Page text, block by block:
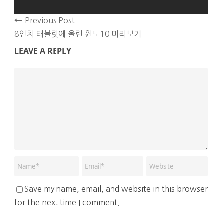
Previous Post
8인치 태블릿에 올린 윈도10 미리보기
LEAVE A REPLY
Save my name, email, and website in this browser
for the next time I comment.